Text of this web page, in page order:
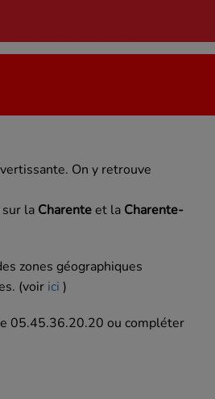
On y retrouve
sur la Charenteet la Charente-
zones géographiques
(voir ici )
05.45.36.20.20 ou compléter